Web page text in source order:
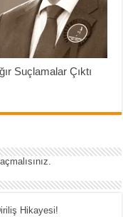
Suçlamalar Çıktı
.
Hikayesi!